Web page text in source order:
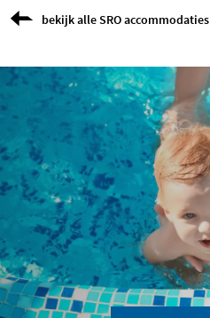
bekijk alle SRO accommodaties